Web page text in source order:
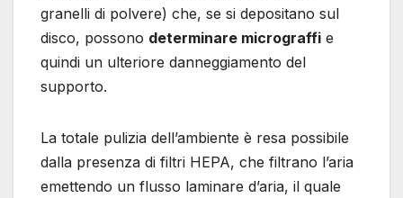
granelli di polvere) che, se si depositano sul
disco, possono determinare micrograffi e
quindi un ulteriore danneggiamento del
supporto.
La totale pulizia dell’ambiente è resa possibile
dalla presenza di filtri HEPA, che filtrano l’aria
emettendo un flusso laminare d’aria, il quale